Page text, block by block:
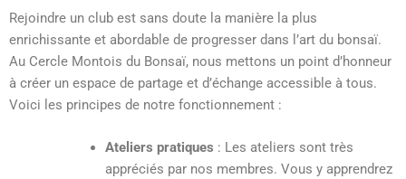
Rejoindre un club est sans doute la manière la plus
enrichissante et abordable de progresser dans l’art du bonsaï.
Au Cercle Montois du Bonsaï, nous mettons un point d’honneur
à créer un espace de partage et d’échange accessible à tous.
Voici les principes de notre fonctionnement :
Ateliers pratiques : Les ateliers sont très
appréciés par nos membres. Vous y apprendrez